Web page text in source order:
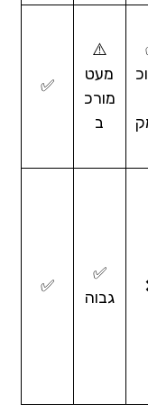
⚠️
מעט
מורכ
ב
✅
✅
גבוה
✅